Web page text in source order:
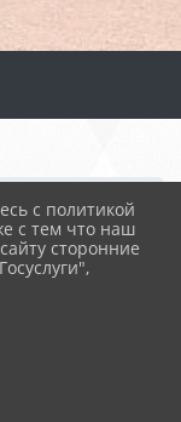
с политикой
с тем что наш
сторонние